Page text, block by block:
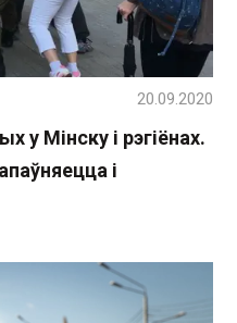
у Мінску і рэгіёнах.
і
20.09.2020